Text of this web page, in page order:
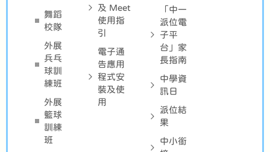
舞蹈
校隊
外展
兵乓
球訓
練班
外展
籃球
訓練
班
及 Meet
使用指
引
電子通
告應用
程式安
裝及使
用
「中一
派位電
子平
台」家
長指南
中學資
訊日
派位結
果
中小銜